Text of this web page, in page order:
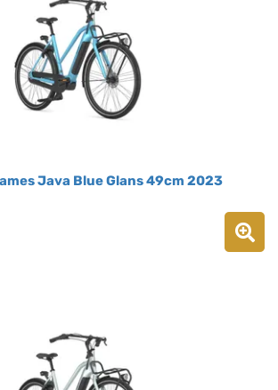
Java Blue Glans 49cm 2023